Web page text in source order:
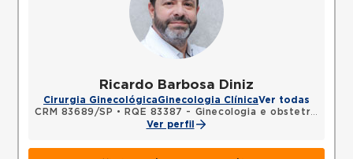
Ricardo Barbosa Diniz
Cirurgia GinecológicaGinecologia ClínicaVer todas
CRM 83689/SP •
RQE 83387 - Ginecologia e obstetrícia
Ver perfil